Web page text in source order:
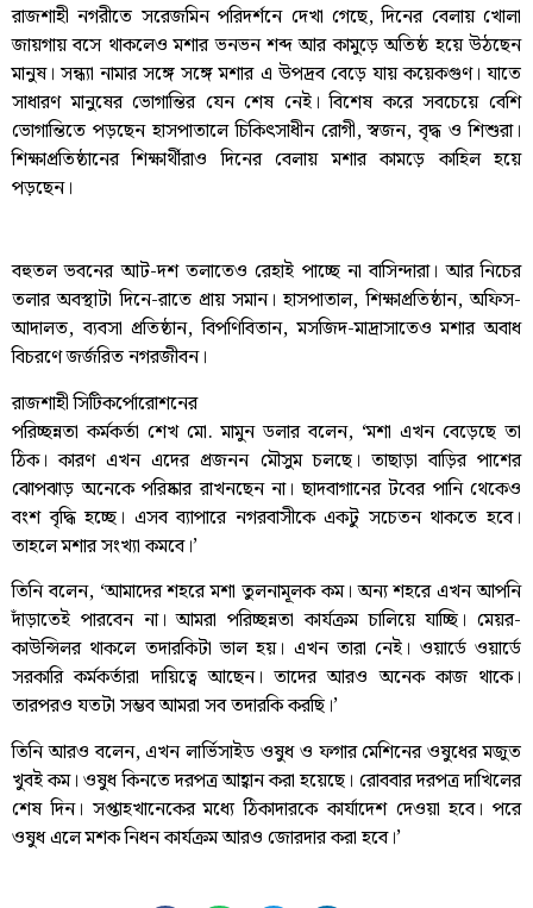
রাজশাহী নগরীতে সরেজমিন পরিদর্শনে দেখা গেছে, দিনের বেলায় খোলা
জায়গায় বসে থাকলেও মশার ভনভন শব্দ আর কামুড়ে অতিষ্ঠ হয়ে উঠছেন
মানুষ। সন্ধ্যা নামার সঙ্গে সঙ্গে মশার এ উপদ্রব বেড়ে যায় কয়েকগুণ। যাতে
সাধারণ মানুষের ভোগান্তির যেন শেষ নেই। বিশেষ করে সবচেয়ে বেশি
ভোগান্তিতে পড়ছেন হাসপাতালে চিকিৎসাধীন রোগী, স্বজন, বৃদ্ধ ও শিশুরা।
শিক্ষাপ্রতিষ্ঠানের শিক্ষার্থীরাও দিনের বেলায় মশার কামড়ে কাহিল হয়ে
পড়ছেন।
বহুতল ভবনের আট-দশ তলাতেও রেহাই পাচ্ছে না বাসিন্দারা। আর নিচের
তলার অবস্থাটা দিনে-রাতে প্রায় সমান। হাসপাতাল, শিক্ষাপ্রতিষ্ঠান, অফিস-
আদালত, ব্যবসা প্রতিষ্ঠান, বিপণিবিতান, মসজিদ-মাদ্রাসাতেও মশার অবাধ
বিচরণে জর্জরিত নগরজীবন।
রাজশাহী সিটিকর্পোরোশনের
পরিচ্ছন্নতা কর্মকর্তা শেখ মো. মামুন ডলার বলেন, ‘মশা এখন বেড়েছে তা
ঠিক। কারণ এখন এদের প্রজনন মৌসুম চলছে। তাছাড়া বাড়ির পাশের
ঝোপঝাড় অনেকে পরিষ্কার রাখনছেন না। ছাদবাগানের টবের পানি থেকেও
বংশ বৃদ্ধি হচ্ছে। এসব ব্যাপারে নগরবাসীকে একটু সচেতন থাকতে হবে।
তাহলে মশার সংখ্যা কমবে।’
তিনি বলেন, ‘আমাদের শহরে মশা তুলনামূলক কম। অন্য শহরে এখন আপনি
দাঁড়াতেই পারবেন না। আমরা পরিচ্ছন্নতা কার্যক্রম চালিয়ে যাচ্ছি। মেয়র-
কাউন্সিলর থাকলে তদারকিটা ভাল হয়। এখন তারা নেই। ওয়ার্ডে ওয়ার্ডে
সরকারি কর্মকর্তারা দায়িত্বে আছেন। তাদের আরও অনেক কাজ থাকে।
তারপরও যতটা সম্ভব আমরা সব তদারকি করছি।’
তিনি আরও বলেন, এখন লার্ভিসাইড ওষুধ ও ফগার মেশিনের ওষুধের মজুত
খুবই কম। ওষুধ কিনতে দরপত্র আহ্বান করা হয়েছে। রোববার দরপত্র দাখিলের
শেষ দিন। সপ্তাহখানেকের মধ্যে ঠিকাদারকে কার্যাদেশ দেওয়া হবে। পরে
ওষুধ এলে মশক নিধন কার্যক্রম আরও জোরদার করা হবে।’